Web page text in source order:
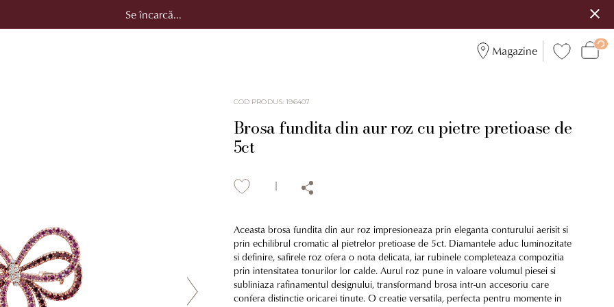
Se încarcă...
Magazine
COD PRODUS:196407
Brosa fundita din aur roz cu pietre pretioase de
5ct
Aceasta brosa fundita din aur roz impresioneaza prin eleganta conturului aerisit si
prin echilibrul cromatic al pietrelor pretioase de 5ct. Diamantele aduc luminozitate
si definire, safirele roz ofera o nota delicata, iar rubinele completeaza compozitia
prin intensitatea tonurilor lor calde. Aurul roz pune in valoare volumul piesei si
subliniaza rafinamentul designului, transformand brosa intr-un accesoriu care
confera distinctie oricarei tinute. O creatie versatila, perfecta pentru momente in